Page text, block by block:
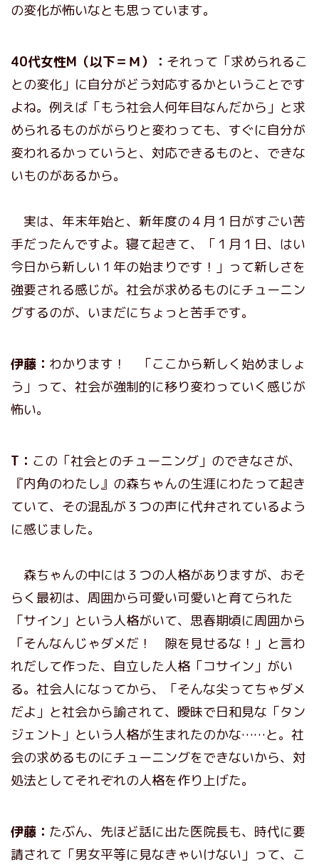
の変化が怖いなとも思っています。
40代女性M（以下＝Ｍ）： それって「求められるこ
との変化」に自分がどう対応するかということです
よね。例えば「もう社会人何年目なんだから」と求
められるものががらりと変わっても、すぐに自分が
変われるかっていうと、対応できるものと、できな
いものがあるから。
実は、年末年始と、新年度の４月１日がすごい苦
手だったんですよ。寝て起きて、「１月１日、はい
今日から新しい１年の始まりです！」って新しさを
強要される感じが。社会が求めるものにチューニン
グするのが、いまだにちょっと苦手です。
伊藤： わかります！ 「ここから新しく始めましょ
う」って、社会が強制的に移り変わっていく感じが
怖い。
T： この「社会とのチューニング」のできなさが、
『内角のわたし』の森ちゃんの生涯にわたって起き
ていて、その混乱が３つの声に代弁されているよう
に感じました。
森ちゃんの中には３つの人格がありますが、おそ
らく最初は、周囲から可愛い可愛いと育てられた
「サイン」という人格がいて、思春期頃に周囲から
「そんなんじゃダメだ！ 隙を見せるな！」と言わ
れだして作った、自立した人格「コサイン」がい
る。社会人になってから、「そんな尖ってちゃダメ
だよ」と社会から諭されて、曖昧で日和見な「タン
ジェント」という人格が生まれたのかな……と。社
会の求めるものにチューニングをできないから、対
処法としてそれぞれの人格を作り上げた。
伊藤： たぶん、先ほど話に出た医院長も、時代に要
請されて「男女平等に見なきゃいけない」って、こ